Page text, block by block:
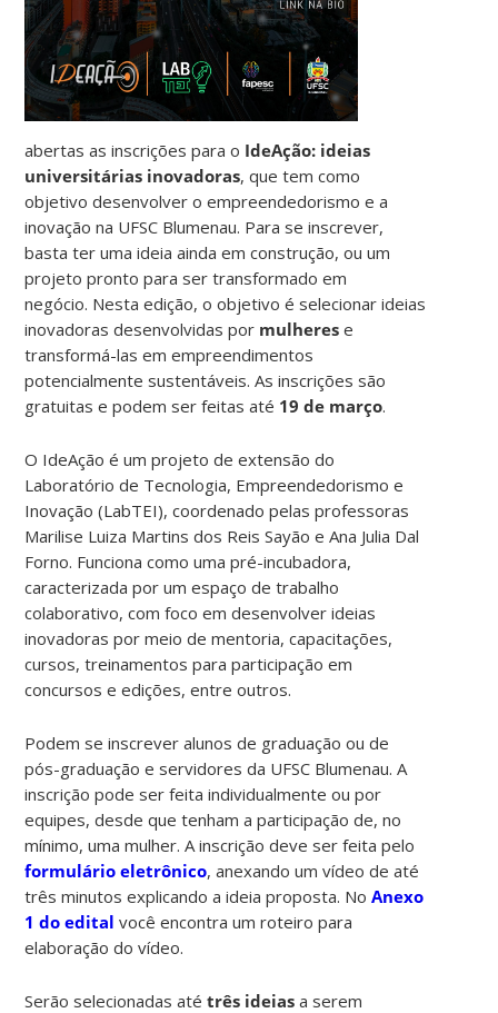
abertas as inscrições para o IdeAção: ideias
universitárias inovadoras, que tem como
objetivo desenvolver o empreendedorismo e a
inovação na UFSC Blumenau. Para se inscrever,
basta ter uma ideia ainda em construção, ou um
projeto pronto para ser transformado em
negócio. Nesta edição, o objetivo é selecionar ideias
inovadoras desenvolvidas por mulheres e
transformá-las em empreendimentos
potencialmente sustentáveis. As inscrições são
gratuitas e podem ser feitas até 19 de março.
O IdeAção é um projeto de extensão do
Laboratório de Tecnologia, Empreendedorismo e
Inovação (LabTEI), coordenado pelas professoras
Marilise Luiza Martins dos Reis Sayão e Ana Julia Dal
Forno. Funciona como uma pré-incubadora,
caracterizada por um espaço de trabalho
colaborativo, com foco em desenvolver ideias
inovadoras por meio de mentoria, capacitações,
cursos, treinamentos para participação em
concursos e edições, entre outros.
Podem se inscrever alunos de graduação ou de
pós-graduação e servidores da UFSC Blumenau. A
inscrição pode ser feita individualmente ou por
equipes, desde que tenham a participação de, no
mínimo, uma mulher. A inscrição deve ser feita pelo
formulário eletrônico, anexando um vídeo de até
três minutos explicando a ideia proposta. NoAnexo
1 do edital você encontra um roteiro para
elaboração do vídeo.
Serão selecionadas atétrês ideias a serem